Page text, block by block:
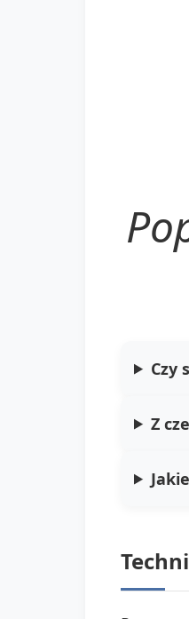
Czy
Z